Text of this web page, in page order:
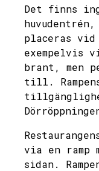
Det finns
placeras vid
exempelvis
brant, men
till.
via en ramp
sidan.